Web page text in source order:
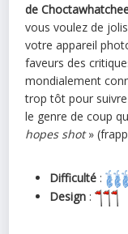
de
vous voulez de
votre appareil
faveurs des
mondialement
trop tôt pour
le genre de coup
hopes shot»
Difficulté :
Design :